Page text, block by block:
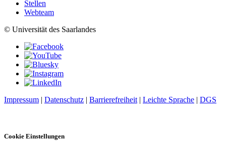
Stellen
Webteam
© Universität des Saarlandes
Impressum | Datenschutz | Barrierefreiheit | Leichte Sprache | DGS
Cookie Einstellungen